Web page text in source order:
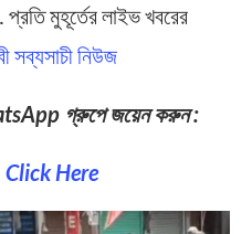
… প্রতি মুহূর্তের লাইভ খবরের
সব্যসাচী নিউজ
গ্রুপে জয়েন করুন :
Click Here